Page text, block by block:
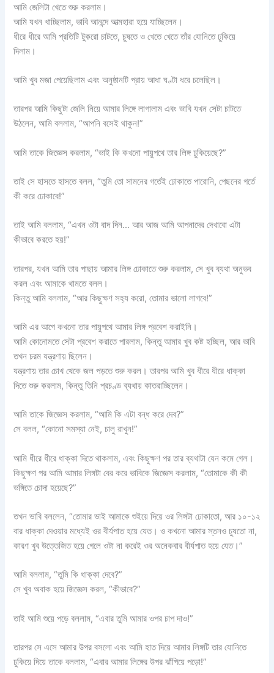
আমি জেলিটা খেতে শুরু করলাম।
আমি যখন খাচ্ছিলাম, ভাবি আনন্দে আত্মহারা হয়ে যাচ্ছিলেন।
ধীরে ধীরে আমি প্রতিটি টুকরো চাটতে, চুষতে ও খেতে খেতে তাঁর যোনিতে ঢুকিয়ে
দিলাম।
আমি খুব মজা পেয়েছিলাম এবং অনুষ্ঠানটি প্রায় আধা ঘণ্টা ধরে চলেছিল।
তারপর আমি কিছুটা জেলি নিয়ে আমার লিঙ্গে লাগালাম এবং ভাবি যখন সেটা চাটতে
উঠলেন, আমি বললাম, “আপনি বসেই থাকুন!”
আমি তাকে জিজ্ঞেস করলাম, “ভাই কি কখনো পায়ুপথে তার লিঙ্গ ঢুকিয়েছে?”
তাই সে হাসতে হাসতে বলল, “তুমি তো সামনের গর্তেই ঢোকাতে পারোনি, পেছনের গর্তে
কী করে ঢোকাবে!”
তাই আমি বললাম, “এখন ওটা বাদ দিন… আর আজ আমি আপনাদের দেখাবো এটা
কীভাবে করতে হয়!”
তারপর, যখন আমি তার পাছায় আমার লিঙ্গ ঢোকাতে শুরু করলাম, সে খুব ব্যথা অনুভব
করল এবং আমাকে থামতে বলল।
কিন্তু আমি বললাম, “আর কিছুক্ষণ সহ্য করো, তোমার ভালো লাগবে!”
আমি এর আগে কখনো তার পায়ুপথে আমার লিঙ্গ প্রবেশ করাইনি।
আমি কোনোমতে সেটা প্রবেশ করাতে পারলাম, কিন্তু আমার খুব কষ্ট হচ্ছিল, আর ভাবি
তখন চরম যন্ত্রণায় ছিলেন।
যন্ত্রণায় তার চোখ থেকে জল পড়তে শুরু করল। তারপর আমি খুব ধীরে ধীরে ধাক্কা
দিতে শুরু করলাম, কিন্তু তিনি প্রচণ্ড ব্যথায় কাতরাচ্ছিলেন।
আমি তাকে জিজ্ঞেস করলাম, “আমি কি এটা বন্ধ করে দেব?”
সে বলল, “কোনো সমস্যা নেই, চালু রাখুন!”
আমি ধীরে ধীরে ধাক্কা দিতে থাকলাম, এবং কিছুক্ষণ পর তার ব্যথাটা যেন কমে গেল।
কিছুক্ষণ পর আমি আমার লিঙ্গটা বের করে ভাবিকে জিজ্ঞেস করলাম, “তোমাকে কী কী
ভঙ্গিতে চোদা হয়েছে?”
তখন ভাবি বললেন, “তোমার ভাই আমাকে শুইয়ে দিয়ে ওর লিঙ্গটা ঢোকাতো, আর ১০-১২
বার ধাক্কা দেওয়ার মধ্যেই ওর বীর্যপাত হয়ে যেত। ও কখনো আমার স্তনও চুষতো না,
কারণ খুব উত্তেজিত হয়ে গেলে ওটা না করেই ওর অনেকবার বীর্যপাত হয়ে যেত।”
আমি বললাম, “তুমি কি ধাক্কা দেবে?”
সে খুব অবাক হয়ে জিজ্ঞেস করল, “কীভাবে?”
তাই আমি শুয়ে পড়ে বললাম, “এবার তুমি আমার ওপর চাপ দাও!”
তারপর সে এসে আমার উপর বসলো এবং আমি হাত দিয়ে আমার লিঙ্গটি তার যোনিতে
ঢুকিয়ে দিয়ে তাকে বললাম, “এবার আমার লিঙ্গের উপর ঝাঁপিয়ে পড়ো!”